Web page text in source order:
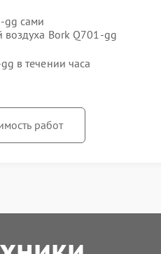
gg сами
воздуха Bork Q701-gg
в течении часа
работ